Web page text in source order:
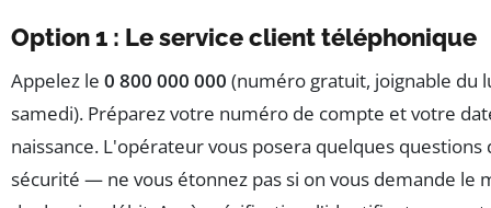
Option 1 : Le service client téléphonique
Appelez le 0 800 000 000 (numéro gratuit, joignable du
samedi). Préparez votre numéro de compte et votre
naissance. L'opérateur vous posera quelques questions
sécurité — ne vous étonnez pas si on vous demande le